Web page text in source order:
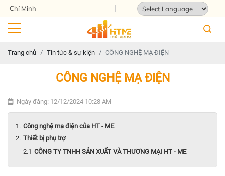
Địa chỉ: 124 Tam Châu, Tam Bình,
Trang chủ Tin tức & sự kiện CÔNG NGHỆ MẠ ĐIỆN
CÔNG NGHỆ MẠ ĐIỆN
Ngày đăng: 12/12/2024 10:28 AM
Công nghệ mạ điện của HT - ME
Thiết bị phụ trợ
CÔNG TY TNHH SẢN XUẤT VÀ THƯƠNG MẠI HT - ME